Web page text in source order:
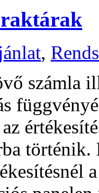
,
számla
történik.